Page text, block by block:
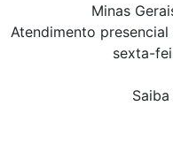
Minas
Atendimento presencial
sexta-